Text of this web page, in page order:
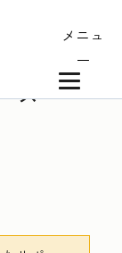
メニュ
ー
ス